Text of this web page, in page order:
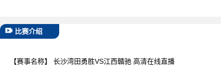
比赛介绍
【赛事名称】 长沙湾田勇胜VS江西贛驰 高清在线直播